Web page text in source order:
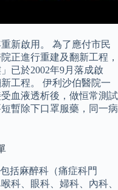
重新啟用。 為了應付市民
正進行重建及翻新工程，
已於2002年9月落成啟
工程。 伊利沙伯醫院一
血液透析後，做恒常測試
暫除下口罩服藥，同一病
括麻醉科（痛症科門
科、眼科、婦科、內科、